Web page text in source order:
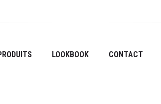
LOOKBOOK CONTACT